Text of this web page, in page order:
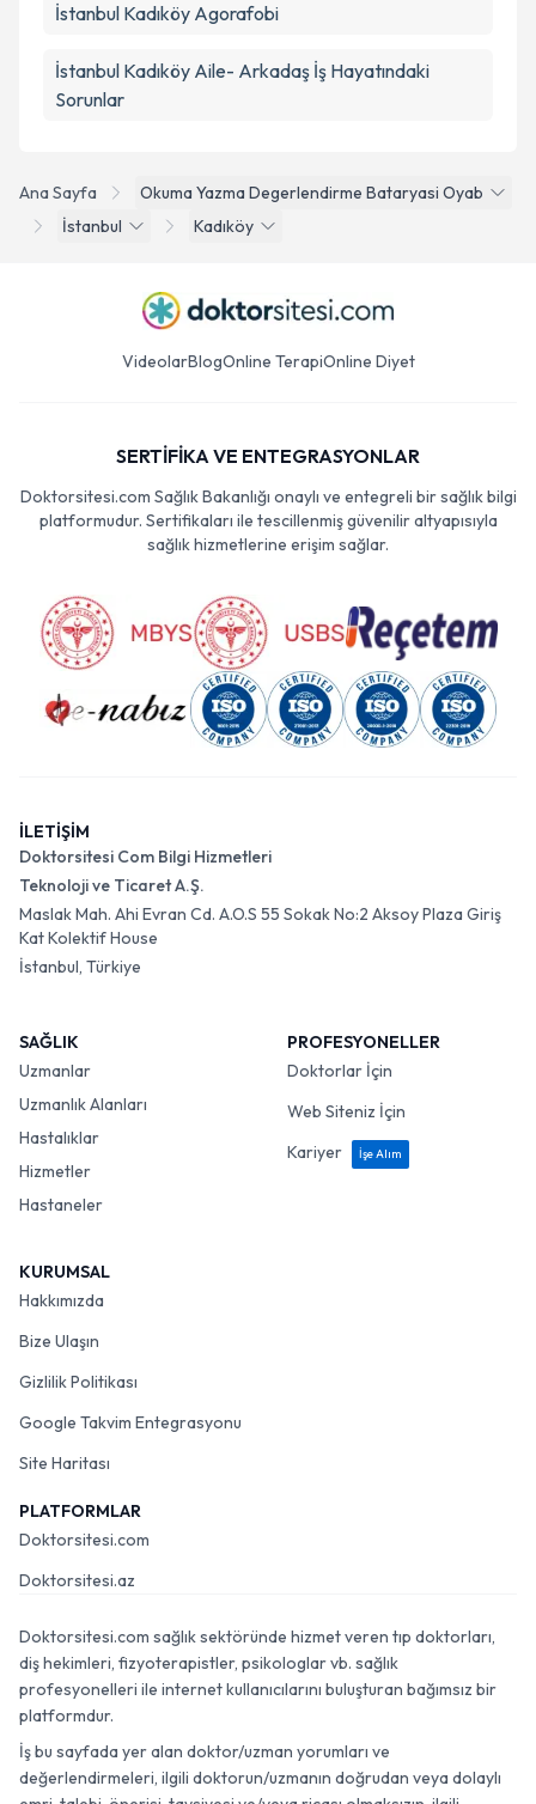
Ana Sayfa
Okuma Yazma Degerlendirme Bataryasi Oyab
İstanbul
Kadıköy
İstanbul Kadıköy Agorafobi
İstanbul Kadıköy Aile- Arkadaş İş Hayatındaki
Sorunlar
VideolarBlogOnline TerapiOnline Diyet
SERTİFİKA VE ENTEGRASYONLAR
Doktorsitesi.com Sağlık Bakanlığı onaylı ve entegreli bir sağlık bilgi
platformudur. Sertifikaları ile tescillenmiş güvenilir altyapısıyla
sağlık hizmetlerine erişim sağlar.
İLETİŞİM
Doktorsitesi Com Bilgi Hizmetleri
Teknoloji ve Ticaret A.Ş.
Maslak Mah. Ahi Evran Cd. A.O.S 55 Sokak No:2 Aksoy Plaza Giriş
Kat Kolektif House
İstanbul, Türkiye
SAĞLIK
Uzmanlar
Uzmanlık Alanları
Hastalıklar
Hizmetler
Hastaneler
PROFESYONELLER
Doktorlar İçin
Web Siteniz İçin
Kariyer
İşe Alım
KURUMSAL
Hakkımızda
Bize Ulaşın
Gizlilik Politikası
Google Takvim Entegrasyonu
Site Haritası
PLATFORMLAR
Doktorsitesi.com
Doktorsitesi.az
Doktorsitesi.com sağlık sektöründe hizmet veren tıp doktorları,
diş hekimleri, fizyoterapistler, psikologlar vb. sağlık
profesyonelleri ile internet kullanıcılarını buluşturan bağımsız bir
platformdur.
İş bu sayfada yer alan doktor/uzman yorumları ve
değerlendirmeleri, ilgili doktorun/uzmanın doğrudan veya dolaylı